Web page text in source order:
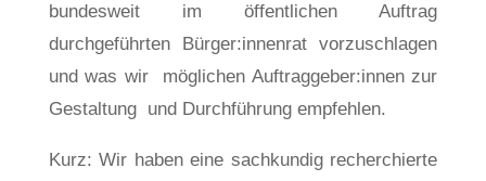
bundesweit im öffentlichen Auftrag
durchgeführten Bürger:innenrat vorzuschlagen
und was wir möglichen Auftraggeber:innen zur
Gestaltung und Durchführung empfehlen.
Kurz: Wir haben eine sachkundig recherchierte